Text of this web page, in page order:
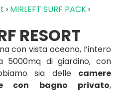
MIRLEFT SURF PACK
RESORT
con vista oceano, l’intero
di giardino, con
sia delle camere
con bagno privato,
Standard con bagni